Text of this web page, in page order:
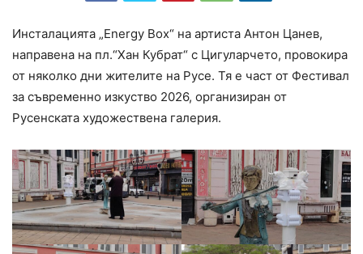
Инсталацията „Energy Box“ на артиста Антон Цанев,
направена на пл.“Хан Кубрат“ с Цигуларчето, провокира
от няколко дни жителите на Русе. Тя е част от Фестивал
за съвременно изкуство 2026, организиран от
Русенската художествена галерия.